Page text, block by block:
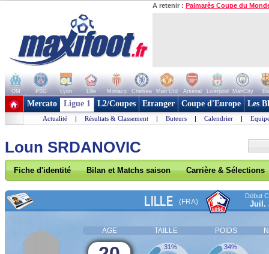
A retenir : Palmarès Coupe du
OM PSG Lyon Lille Monaco Chelsea Man Utd Arsenal Liverpool ManCity
+ de clubs
Mercato Ligue 1 L2/Coupes Etranger Coupe d'Europe Les
Actualité | Résultats & Classement | Buteurs | Calendrier |
Loun SRDANOVIC
Fiche d'identité Bilan et Matchs saison Carrière & Sélections
LILLE (FRA)
Début
Juil.
AGE TAILLE POIDS
31% 34%